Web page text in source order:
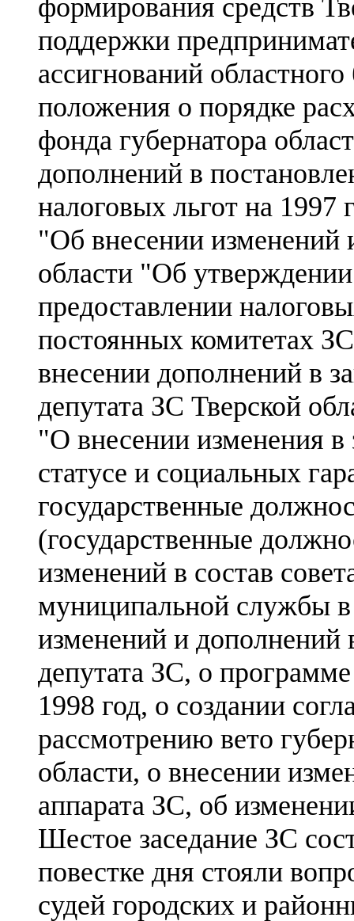
формирования средств
поддержки
ассигнований
положения о порядке
фонда губернатора
дополнений в
налоговых льгот на 1997
"Об внесении изменений
области "Об
предоставлении
постоянных комитетах
внесении дополнений в
депутата ЗС Тверской
"О внесении изменения в
статусе и социальных
государственные
(государственные
изменений в состав
муниципальной службы в
изменений и
депутата ЗС, о
1998 год, о создании
рассмотрению вето
области, о внесении
аппарата ЗС, об
Шестое заседание ЗС
повестке дня стояли
судей городских и